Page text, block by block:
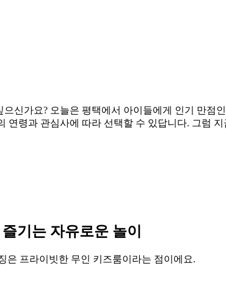
신가요? 오늘은 평택에서 아이들에게 인기 만점
연령과 관심사에 따라 선택할 수 있답니다. 그럼 지
기는 자유로운 놀이
은 프라이빗한 무인 키즈룸이라는 점이에요.